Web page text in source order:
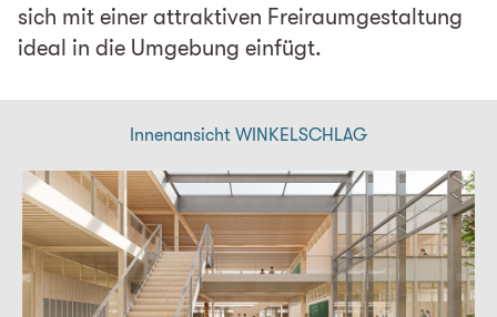
sich mit einer attraktiven Freiraumgestaltung
ideal in die Umgebung einfügt.
Innenansicht WINKELSCHLAG